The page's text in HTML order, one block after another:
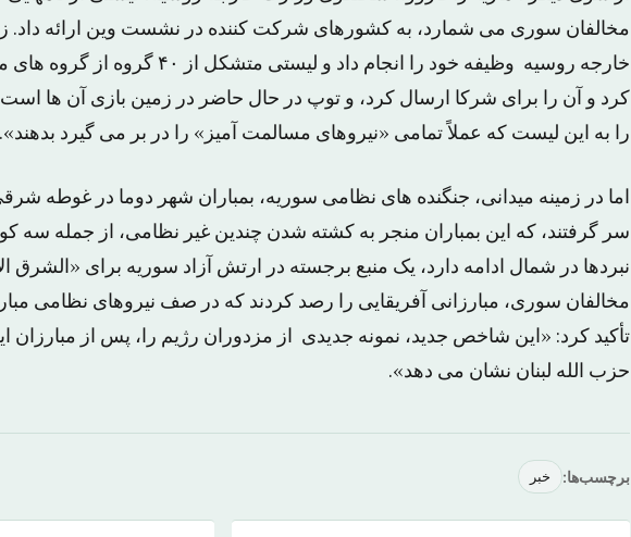
مخالفان سوری می شمارد، به کشورهای شرکت کننده در نشست وین ارائه داد.
خارجه روسیه وظیفه خود را انجام داد و لیستی
کرد و آن را برای شرکا ارسال کرد، و توپ در حال حاضر در زمین بازی آن ها
را به این لیست که عملاً تمامی «نیروهای مسالمت آمیز» را در بر می گیرد بدهند».
اما در زمینه میدانی، جنگنده های نظامی سوریه، بمباران شهر دوما در غوطه
سر گرفتند، که این بمباران منجر به کشته شدن چندین غیر نظامی، از جمله سه
نبردها در شمال ادامه دارد، یک منبع برجسته در ارتش آزاد سوریه برای
مخالفان سوری، مبارزانی آفریقایی را رصد کردند که در صف نیروهای نظامی
تأکید کرد: «این شاخص جدید، نمونه جدیدی از مزدوران رژیم را، پس از مبارزان
حزب الله لبنان نشان می دهد».
برچسب‌ها: خبر